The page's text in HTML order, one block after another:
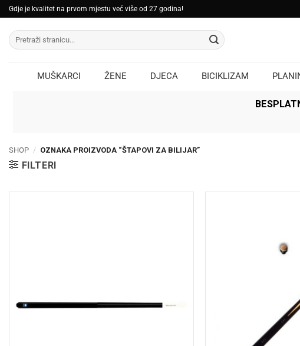
Skip
to
content
Gdje je kvalitet na prvom mjestu već više od 27 godina!
Pretraži:
MUŠKARCI ŽENE DJECA BICIKLIZAM
SHOP / OZNAKA PROIZVODA “ŠTAPOVI ZA BILIJAR”
FILTERI